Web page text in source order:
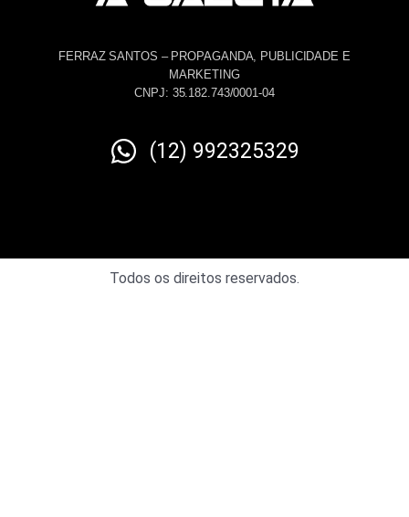
FERRAZ SANTOS – PROPAGANDA, PUBLICIDADE E
MARKETING
CNPJ: 35.182.743/0001-04
(12) 992325329
Todos os direitos reservados.